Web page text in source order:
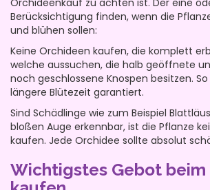
Berücksichtigung finden, wenn die
und blühen sollen:
Keine Orchideen kaufen, die komplett
welche aussuchen, die halb geöffnete
noch geschlossene Knospen besitzen.
längere Blütezeit garantiert.
Sind Schädlinge wie zum Beispiel
bloßen Auge erkennbar, ist die Pflanze
kaufen. Jede Orchidee sollte absolut
Wichtigstes Gebot beim